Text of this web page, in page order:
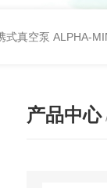
式真空泵 ALPHA-
产品中心